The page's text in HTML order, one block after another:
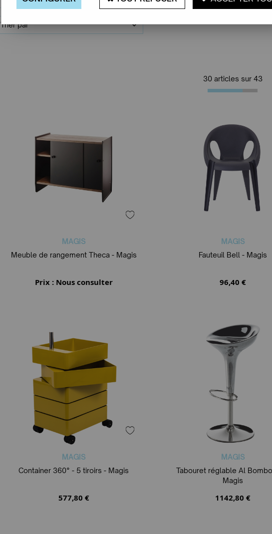
Trier par
30 articles sur 43
MAGIS
Meuble de rangement Theca - Magis
Prix : Nous consulter
MAGIS
Fauteuil Bell - Magis
96,40 €
MAGIS
Container 360° - 5 tiroirs - Magis
577,80 €
MAGIS
Tabouret réglable Al
Magis
1142,80 €